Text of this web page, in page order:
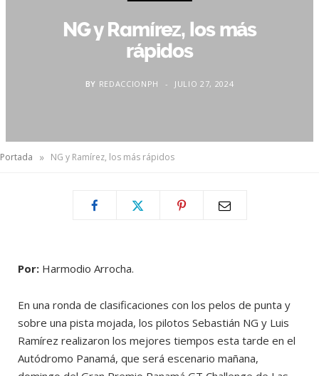
NG y Ramírez, los más
rápidos
BY REDACCIONPH JULIO 27, 2024
Portada » NG y Ramírez, los más rápidos
Por: Harmodio Arrocha.
En una ronda de clasificaciones con los pelos de punta y
sobre una pista mojada, los pilotos Sebastián NG y Luis
Ramírez realizaron los mejores tiempos esta tarde en el
Autódromo Panamá, que será escenario mañana,